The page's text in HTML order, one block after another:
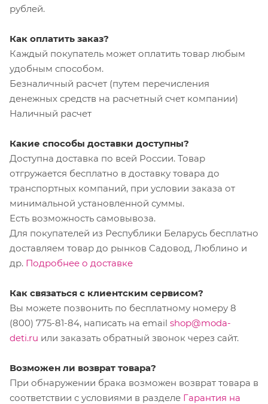
рублей.
Как оплатить заказ?
Каждый покупатель может оплатить товар любым
удобным способом.
Безналичный расчет (путем перечисления
денежных средств на расчетный счет компании)
Наличный расчет
Какие способы доставки доступны?
Доступна доставка по всей России. Товар
отгружается бесплатно в доставку товара до
транспортных компаний, при условии заказа от
минимальной установленной суммы.
Есть возможность самовывоза.
Для покупателей из Республики Беларусь бесплатно
доставляем товар до рынков Садовод, Люблино и
др. Подробнее о доставке
Как связаться с клиентским сервисом?
Вы можете позвонить по бесплатному номеру 8
(800) 775-81-84, написать на email shop@moda-
deti.ru или заказать обратный звонок через сайт.
Возможен ли возврат товара?
При обнаружении брака возможен возврат товара в
соответствии с условиями в разделе Гарантия на